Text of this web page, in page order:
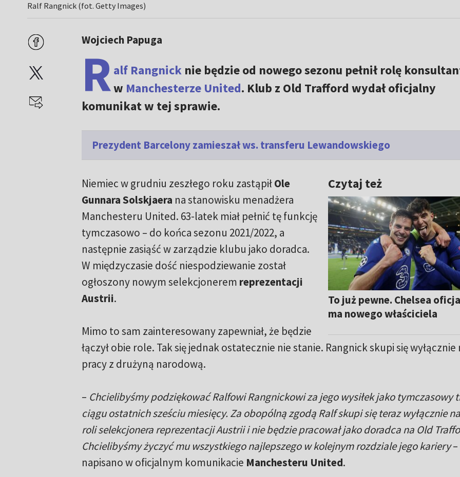
Ralf Rangnick (fot. Getty Images)
Wojciech Papuga
Ralf Rangnicknie będzie od nowego sezonu pełnił rolę
w Manchesterze United. Klub z Old Trafford wydał oficjalny
komunikat w tej sprawie.
Prezydent Barcelony zamieszał ws. transferu Lewandowskiego
Czytaj też
To już pewne. Chelsea
ma nowego właściciela
Niemiec w grudniu zeszłego roku zastąpiłOle
Gunnara Solskjaera na stanowisku menadżera
Manchesteru United. 63-latek miał pełnić tę funkcję
tymczasowo – do końca sezonu 2021/2022, a
następnie zasiąść w zarządzie klubu jako doradca.
W międzyczasie dość niespodziewanie został
ogłoszony nowym selekcjonerem reprezentacji
Austrii.
Mimo to sam zainteresowany zapewniał, że będzie
łączył obie role. Tak się jednak ostatecznie nie stanie. Rangnick skupi się wyłącznie
pracy z drużyną narodową.
– Chcielibyśmy podziękować Ralfowi Rangnickowi za jego wysiłek jako tymczasowy
ciągu ostatnich sześciu miesięcy. Za obopólną zgodą Ralf skupi się teraz wyłącznie
roli selekcjonera reprezentacji Austrii i nie będzie pracował jako doradca na Old
Chcielibyśmy życzyć mu wszystkiego najlepszego w kolejnym rozdziale jego kariery–
napisano w oficjalnym komunikacie Manchesteru United.